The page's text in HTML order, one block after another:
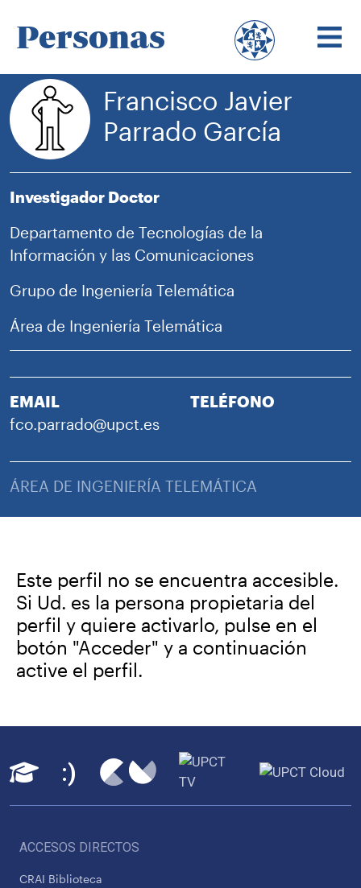
Personas
Francisco Javier
Parrado García
Investigador Doctor
Departamento de Tecnologías de la
Información y las Comunicaciones
Grupo de Ingeniería Telemática
Área de Ingeniería Telemática
EMAIL
fco.parrado@upct.es
TELÉFONO
ÁREA DE INGENIERÍA TELEMÁTICA
Este perfil no se encuentra accesible.
Si Ud. es la persona propietaria del
perfil y quiere activarlo, pulse en el
botón "Acceder" y a continuación
active el perfil.
ACCESOS DIRECTOS
CRAI Biblioteca